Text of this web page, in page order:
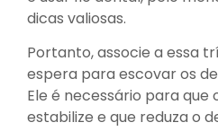
dicas valiosas.
Portanto, associe a essa
espera para escovar os
Ele é necessário para que
estabilize e que reduza o